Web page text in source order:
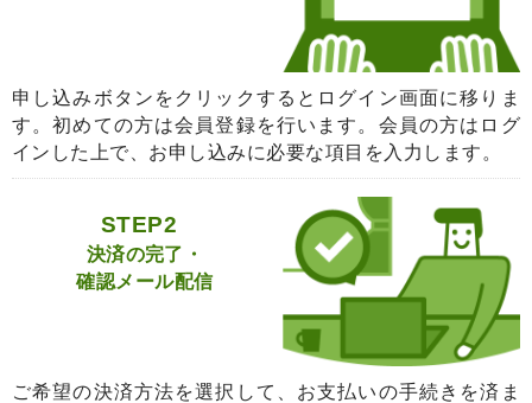
申し込みボタンをクリックするとログイン画面に移りま
す。初めての方は会員登録を行います。会員の方はログ
インした上で、お申し込みに必要な項目を入力します。
STEP2
決済の完了・
確認メール配信
ご希望の決済方法を選択して、お支払いの手続きを済ま